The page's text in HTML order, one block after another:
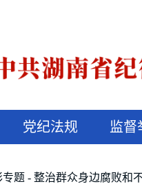
党纪法规 监督
专题 整治群众身边腐败和